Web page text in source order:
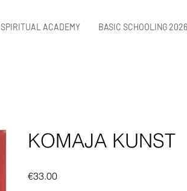
SPIRITUAL ACADEMY BASIC SCHOOLING
KOMAJA KUNST
€33.00Price